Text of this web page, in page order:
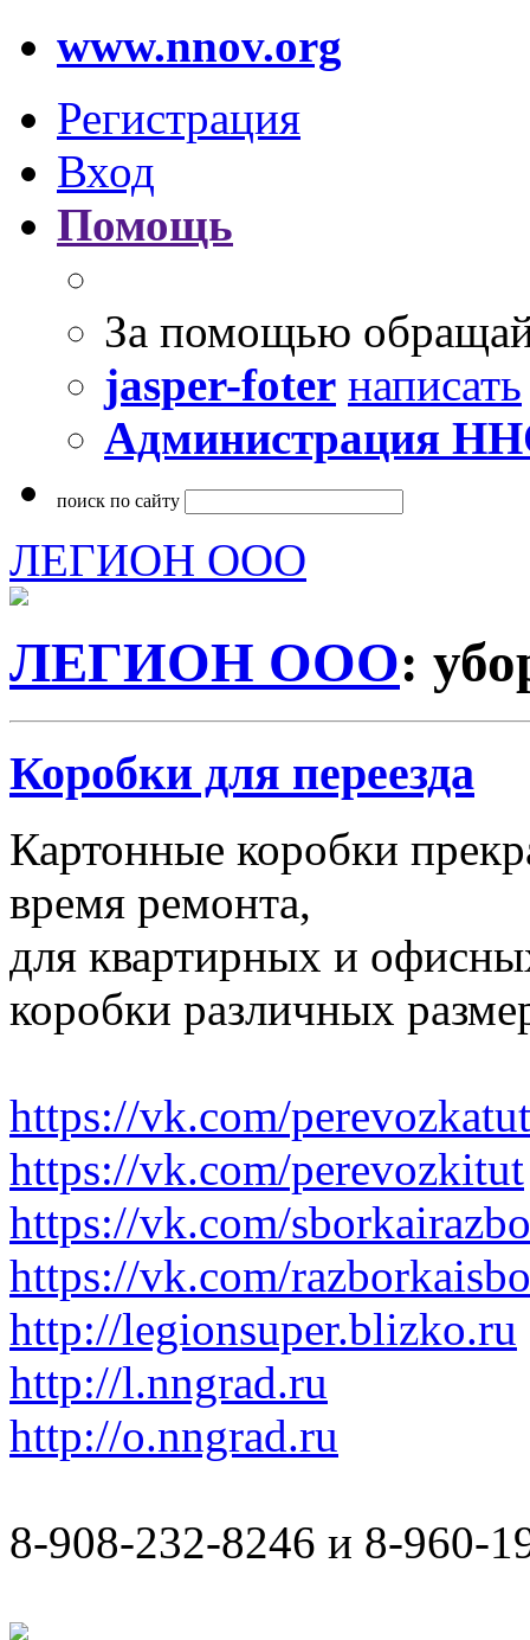
www.nnov.org
Регистрация
Вход
Помощь
За помощью
jasper-foter написать
Администрация
поиск по сайту
ЛЕГИОН ООО
ЛЕГИОН ООО:
Коробки для переезда
Картонные коробки
время ремонта,
для квартирных и
коробки различных
https://vk.com/perevozkatut
https://vk.com/perevozkitut
https://vk.com/
https://vk.com/
http://legionsuper.blizko.ru
http://l.nngrad.ru
http://o.nngrad.ru
8-908-232-8246 и 8-960-